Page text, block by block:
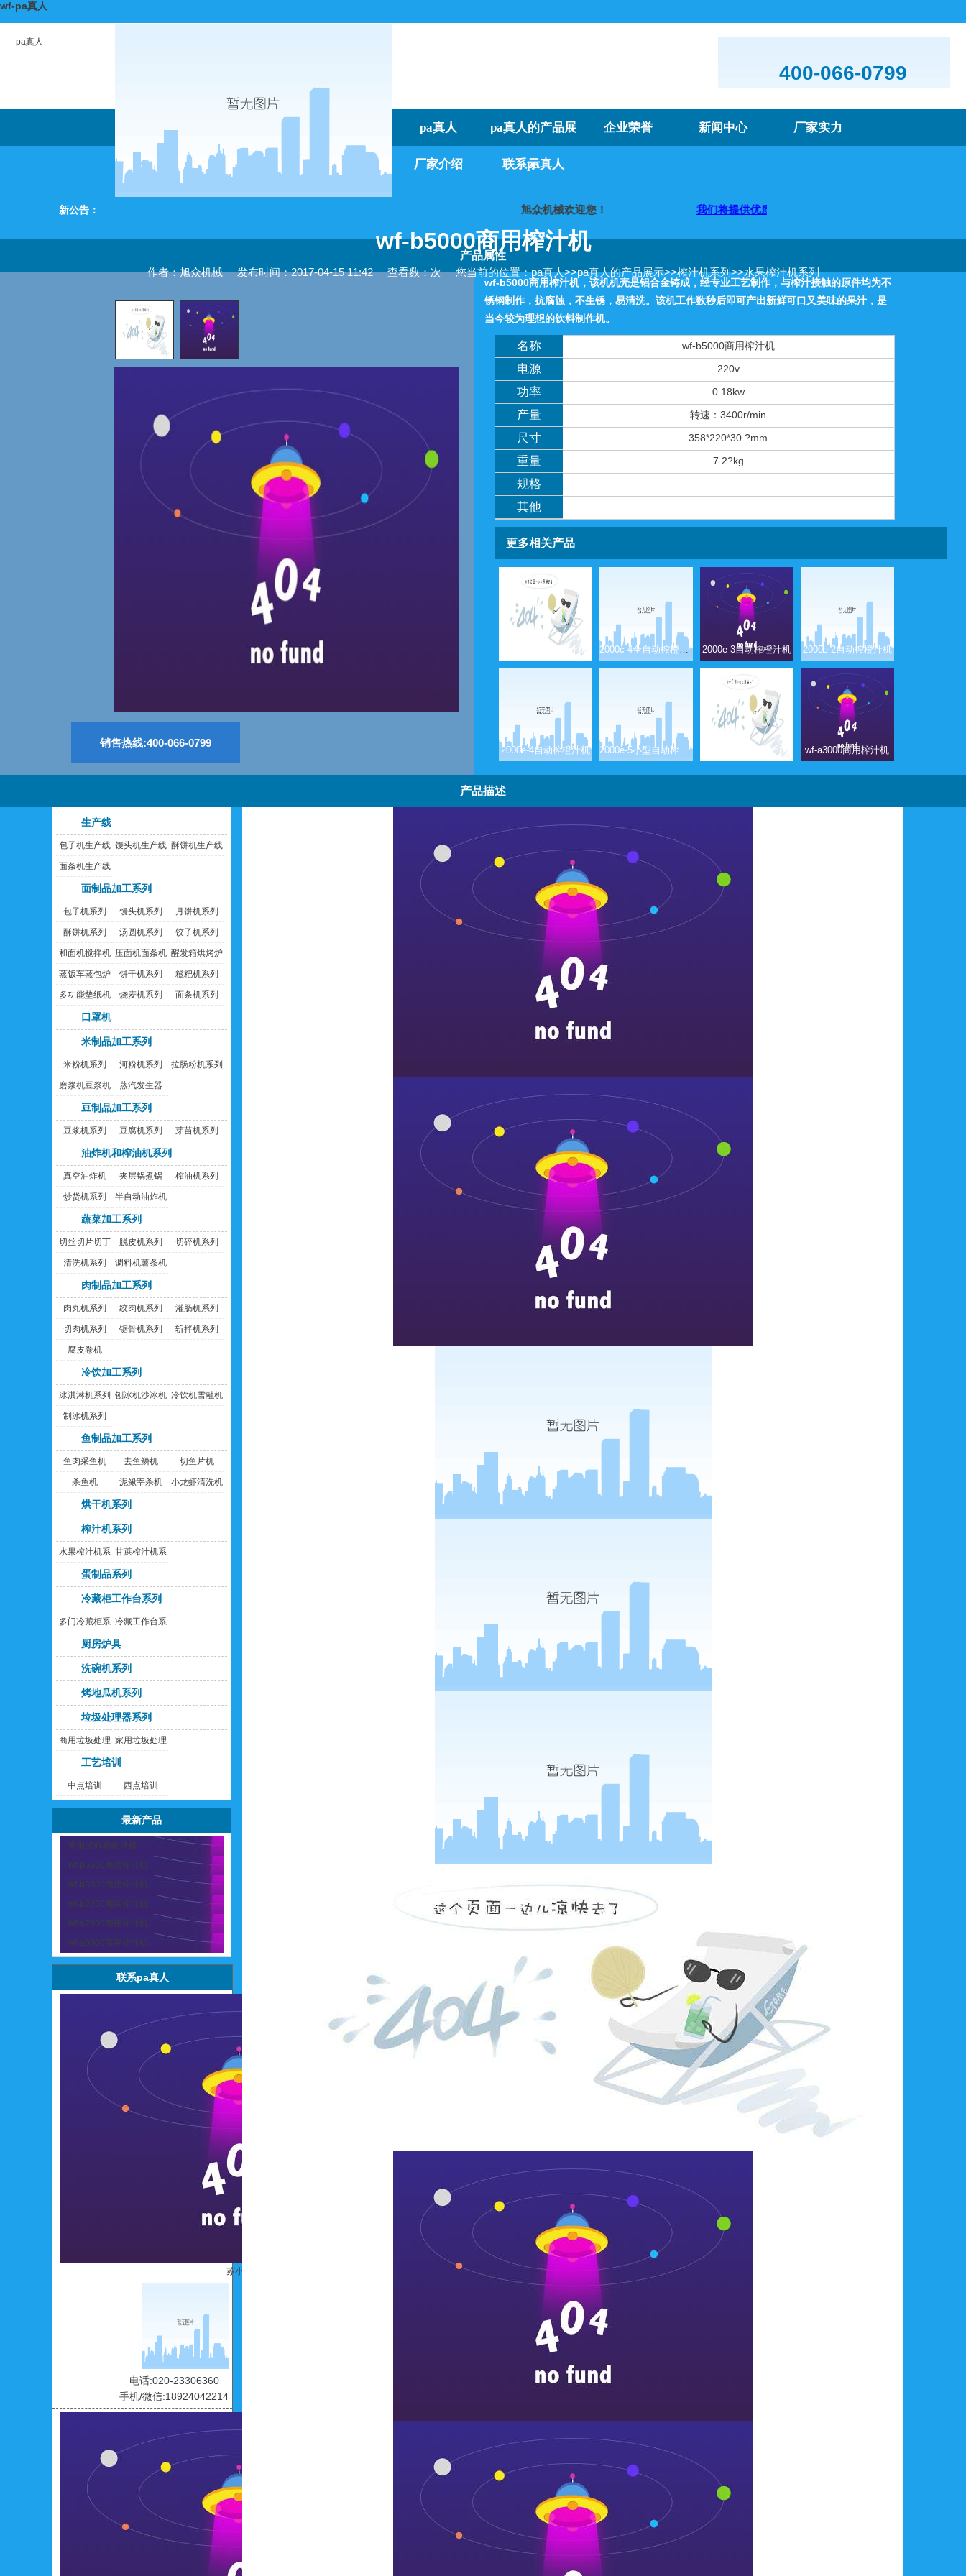
wf-pa真人
pa真人
400-066-0799
pa真人 pa真人的产品展
示
企业荣誉 新闻中心 厂家实力
厂家介绍 联系pa真人
新公告： 旭众机械欢迎您！ 我们将提供优质的产品及服务，欢迎咨询购买
wf-b5000商用榨汁机
作者：旭众机械 发布时间：2017-04-15 11:42 查看数：次 您当前的位置：pa真人>>pa真人的产品展示>>榨汁机系列>>水果榨汁机系列
产品属性
销售热线:400-066-0799
wf-b5000商用榨汁机，该机机壳是铝合金铸成，经专业工艺制作，与榨汁接触的原件均为不
锈钢制作，抗腐蚀，不生锈，易清洗。该机工作数秒后即可产出新鲜可口又美味的果汁，是
当今较为理想的饮料制作机。
名称 wf-b5000商用榨汁机
电源 220v
功率 0.18kw
产量 转速：3400r/min
尺寸 358*220*30 ?mm
重量 7.2?kg
规格
其他
更多相关产品
wf-a2000商用榨汁机 2000c-4全自动榨橙汁机 2000e-3自动榨橙汁机 2000e-2自动榨橙汁机
2000e-4自动榨橙汁机 2000e-5小型自动榨橙汁机 wf-a1000商用榨汁机 wf-a3000商用榨汁机
产品描述
生产线
包子机生产线 馒头机生产线 酥饼机生产线
面条机生产线
面制品加工系列
包子机系列 馒头机系列 月饼机系列
酥饼机系列 汤圆机系列 饺子机系列
和面机搅拌机 压面机面条机 醒发箱烘烤炉
蒸饭车蒸包炉 饼干机系列 糍粑机系列
多功能垫纸机 烧麦机系列 面条机系列
口罩机
米制品加工系列
米粉机系列 河粉机系列 拉肠粉机系列
磨浆机豆浆机 蒸汽发生器
豆制品加工系列
豆浆机系列 豆腐机系列 芽苗机系列
油炸机和榨油机系列
真空油炸机 夹层锅煮锅 榨油机系列
炒货机系列 半自动油炸机
蔬菜加工系列
切丝切片切丁
机
脱皮机系列 切碎机系列
清洗机系列 调料机薯条机
肉制品加工系列
肉丸机系列 绞肉机系列 灌肠机系列
切肉机系列 锯骨机系列 斩拌机系列
腐皮卷机
冷饮加工系列
冰淇淋机系列 刨冰机沙冰机 冷饮机雪融机
制冰机系列
鱼制品加工系列
鱼肉采鱼机 去鱼鳞机 切鱼片机
杀鱼机 泥鳅宰杀机 小龙虾清洗机
烘干机系列
榨汁机系列
水果榨汁机系
列
甘蔗榨汁机系
蛋制品系列
冷藏柜工作台系列
多门冷藏柜系
列
冷藏工作台系
厨房炉具
洗碗机系列
烤地瓜机系列
垃圾处理器系列
商用垃圾处理
器
家用垃圾处理
工艺培训
中点培训 西点培训
最新产品
充电式鲜橙榨汁机
wf-b5000商用榨汁机
wf-b3000商用榨汁机
wf-b2000商用榨汁机
wf-a7000商用榨汁机
wf-a6000商用榨汁机
联系pa真人
苏小碧
电话:020-23306360
手机/微信:18924042214